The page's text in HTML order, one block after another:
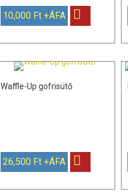
10,000 Ft +ÁFA
Waffle-Up gofrisütő
26,500 Ft +ÁFA